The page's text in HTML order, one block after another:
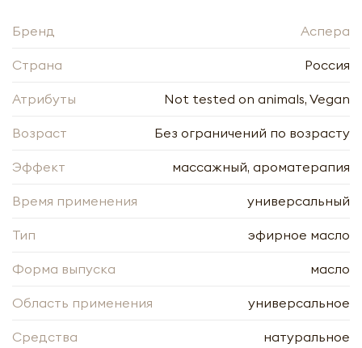
Бренд Аспера
Страна Россия
Атрибуты Not tested on animals, Vegan
Возраст Без ограничений по возрасту
Эффект массажный, ароматерапия
Время применения универсальный
Тип эфирное масло
Форма выпуска масло
Область применения универсальное
Средства натуральное
Ароматическая смесь эфирных масел